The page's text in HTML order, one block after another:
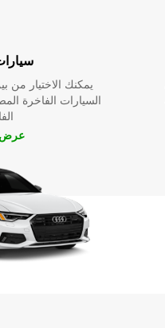
يمكنك الاختيار
السيارات الفاخرة
عرض